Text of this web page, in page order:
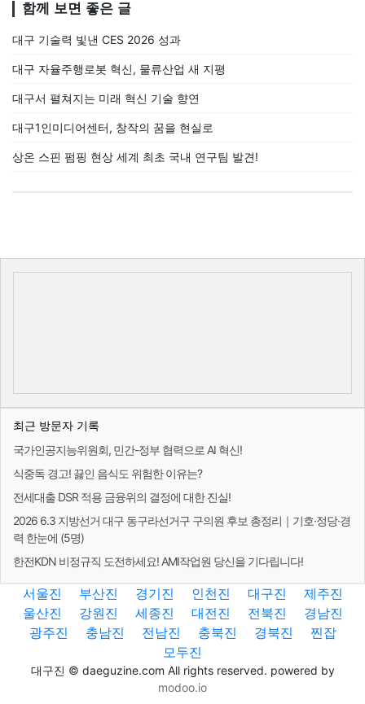
함께 보면 좋은 글
대구 기술력 빛낸 CES 2026 성과
대구 자율주행로봇 혁신, 물류산업 새 지평
대구서 펼쳐지는 미래 혁신 기술 향연
대구1인미디어센터, 창작의 꿈을 현실로
상온 스핀 펌핑 현상 세계 최초 국내 연구팀 발견!
최근 방문자 기록
국가인공지능위원회, 민간-정부 협력으로 AI 혁신!
식중독 경고! 끓인 음식도 위험한 이유는?
전세대출 DSR 적용 금융위의 결정에 대한 진실!
2026 6.3 지방선거 대구 동구라선거구 구의원 후보 총정리｜기호·정당·경
력 한눈에 (5명)
한전KDN 비정규직 도전하세요! AMI작업원 당신을 기다립니다!
서울진 부산진 경기진 인천진 대구진
제주진
울산진
강원진 세종진 대전진 전북진
경남진
광주진
충남진 전남진 충북진 경북진
찐잡
모두진
대구진 © daeguzine.com All rights reserved. powered by
modoo.io